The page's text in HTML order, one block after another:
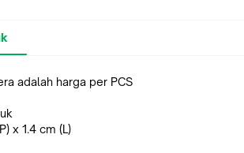
adalah harga per PCS
x 1.4 cm (L)